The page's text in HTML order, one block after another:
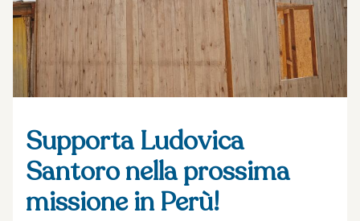
Supporta Ludovica
Santoro nella prossima
missione in Perù!